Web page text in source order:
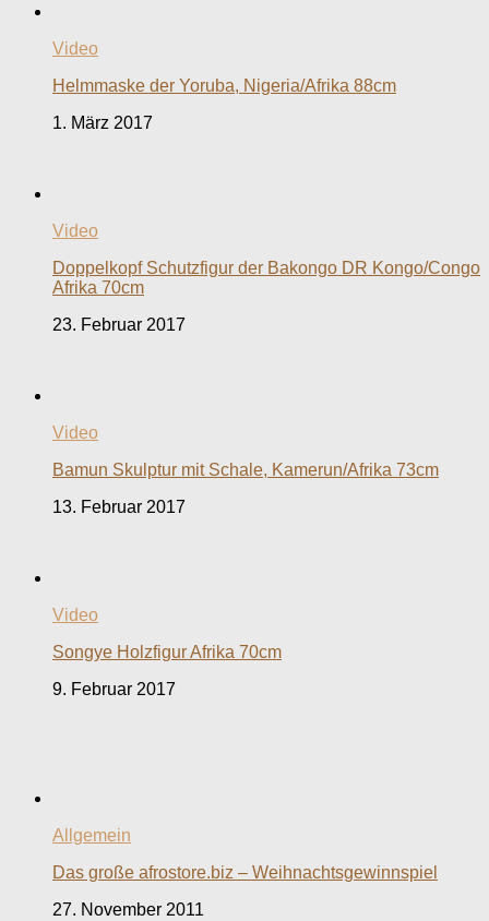
Video
Helmmaske der Yoruba, Nigeria/Afrika 88cm
1. März 2017
Video
Doppelkopf Schutzfigur der Bakongo DR Kongo/Congo
Afrika 70cm
23. Februar 2017
Video
Bamun Skulptur mit Schale, Kamerun/Afrika 73cm
13. Februar 2017
Video
Songye Holzfigur Afrika 70cm
9. Februar 2017
Allgemein
Das große afrostore.biz – Weihnachtsgewinnspiel
27. November 2011